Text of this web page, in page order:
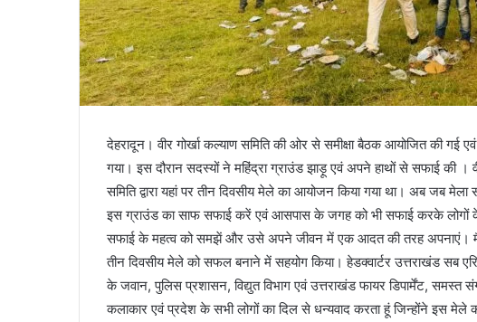
देहरादून। वीर गोर्खा कल्याण समिति की ओर से समीक्षा बैठक आयोजित की गई
गया। इस दौरान सदस्यों ने महिंद्रा ग्राउंड झाड़ू एवं अपने हाथों से सफाई की ।
समिति द्वारा यहां पर तीन दिवसीय मेले का आयोजन किया गया था। अब जब मेला
इस ग्राउंड का साफ सफाई करें एवं आसपास के जगह को भी सफाई करके लोगों के
सफाई के महत्व को समझें और उसे अपने जीवन में एक आदत की तरह अपनाएं। मैं
तीन दिवसीय मेले को सफल बनाने में सहयोग किया। हेडक्वार्टर उत्तराखंड सब
के जवान, पुलिस प्रशासन, विद्युत विभाग एवं उत्तराखंड फायर डिपार्मेंट,
कलाकार एवं प्रदेश के सभी लोगों का दिल से धन्यवाद करता हूं जिन्होंने इस मेले